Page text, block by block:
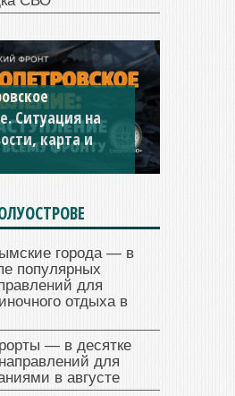
Ситуация на
карта и
города — в
популярных
для
отдыха в
— в десятке
для
в августе